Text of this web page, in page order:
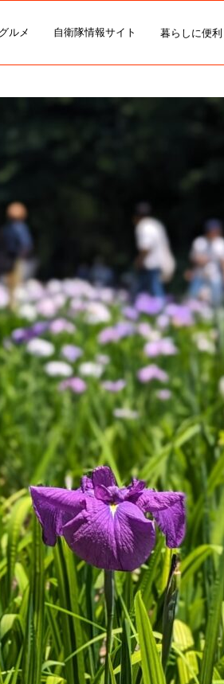
ルメ 自衛隊情報サイト 暮らしに便利